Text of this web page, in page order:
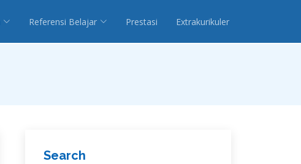
Referensi Belajar Prestasi Extrakurikuler
Search